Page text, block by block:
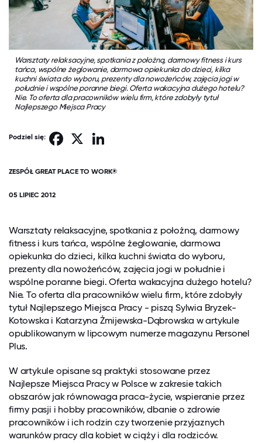
Warsztaty relaksacyjne, spotkania z położną, darmowy fitness i kurs
tańca, wspólne żeglowanie, darmowa opiekunka do dzieci, kilka
kuchni świata do wyboru, prezenty dla nowożeńców, zajęcia jogi w
południe i wspólne poranne biegi. Oferta wakacyjna dużego hotelu?
Nie. To oferta dla pracowników wielu firm, które zdobyły tytuł
Najlepszego Miejsca Pracy
Podziel się: Facebook
ZESPÓŁ GREAT PLACE TO WORK®
05 LIPIEC 2012
Warsztaty relaksacyjne, spotkania z położną, darmowy
fitness i kurs tańca, wspólne żeglowanie, darmowa
opiekunka do dzieci, kilka kuchni świata do wyboru,
prezenty dla nowożeńców, zajęcia jogi w południe i
wspólne poranne biegi. Oferta wakacyjna dużego hotelu?
Nie. To oferta dla pracowników wielu firm, które zdobyły
tytuł Najlepszego Miejsca Pracy - piszą Sylwia Bryzek-
Kotowska i Katarzyna Żmijewska-Dąbrowska w artykule
opublikowanym w lipcowym numerze magazynu Personel
Plus.
W artykule opisane są praktyki stosowane przez
Najlepsze Miejsca Pracy w Polsce w zakresie takich
obszarów jak równowaga praca-życie, wspieranie przez
firmy pasji i hobby pracowników, dbanie o zdrowie
pracowników i ich rodzin czy tworzenie przyjaznych
warunków pracy dla kobiet w ciąży i dla rodziców.